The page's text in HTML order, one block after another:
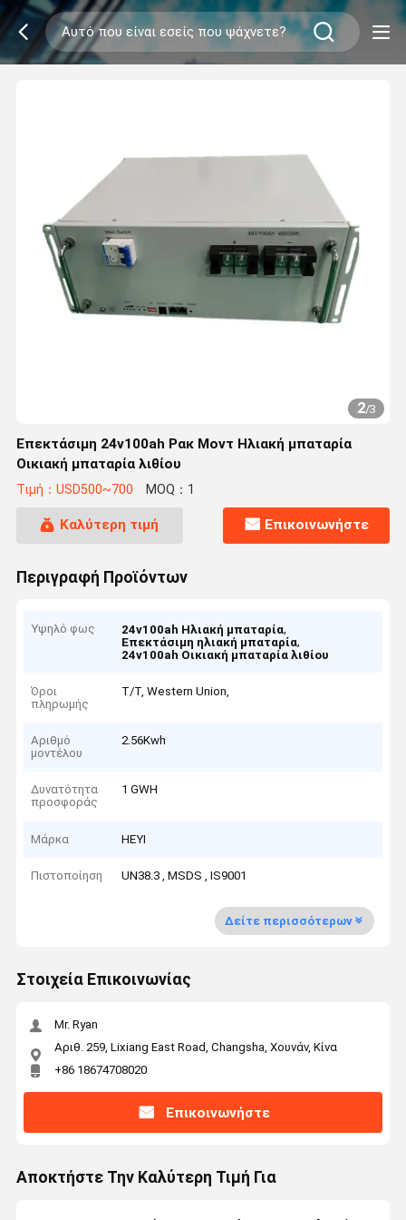
2/3
Επεκτάσιμη 24v100ah Ρακ Μοντ Ηλιακή μπαταρία
Οικιακή μπαταρία λιθίου
Τιμή：USD500~700 MOQ：1
Καλύτερη τιμή Επικοινωνήστε
Περιγραφή Προϊόντων
Υψηλό φως 24v100ah Ηλιακή μπαταρία,
Επεκτάσιμη ηλιακή μπαταρία,
24v100ah Οικιακή μπαταρία λιθίου
Όροι
πληρωμής
T/T, Western Union,
Αριθμό
μοντέλου
2.56Kwh
Δυνατότητα
προσφοράς
1 GWH
Μάρκα HEYI
Πιστοποίηση UN38.3 , MSDS , IS9001
Δείτε περισσότερων
Στοιχεία Επικοινωνίας
Mr. Ryan
Αριθ. 259, Lixiang East Road, Changsha, Χουνάν, Κίνα
+86 18674708020
Επικοινωνήστε
Αποκτήστε Την Καλύτερη Τιμή Για